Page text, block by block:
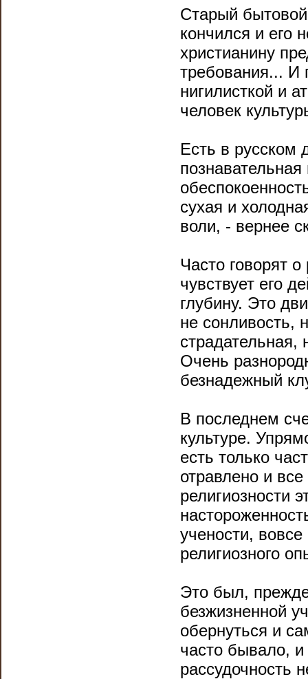
Старый
кончился и его
христианину
требования... И
нигилисткой и
человек
Есть в русском
сухая и
воли, - вернее
Часто говорят
чувствует его
глубину. Это
не сонливость,
страдательная,
Очень
безнадежный
В последнем
культуре.
есть только
отравлено и
религиозности
учености,
религиозного
Это был, прежде
безжизненной
обернуться и
часто бывало,
рассудочность